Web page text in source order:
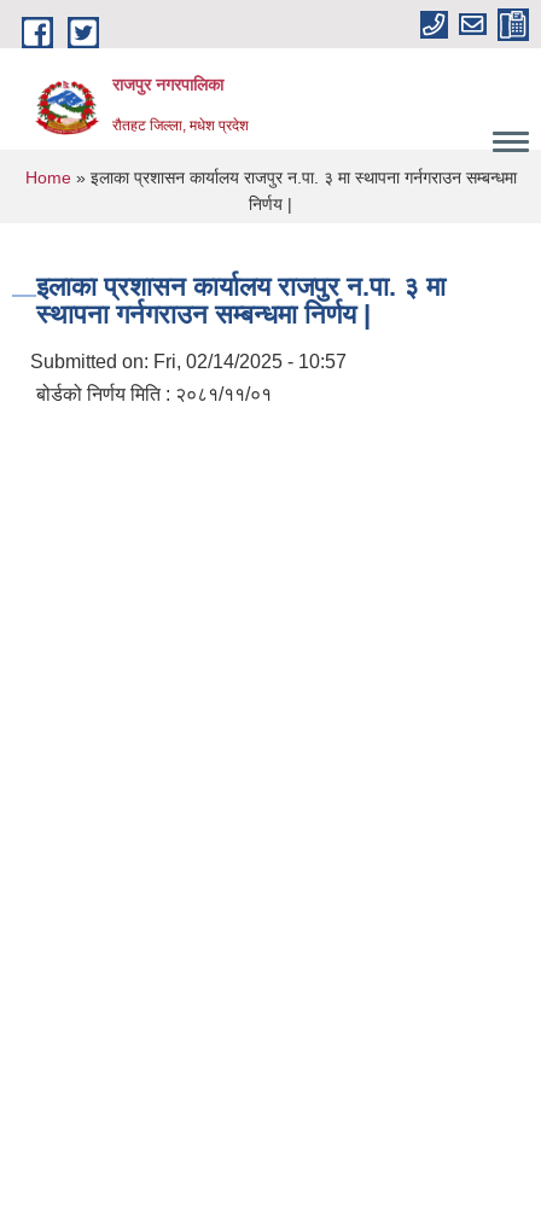
Skip to main content
राजपुर नगरपालिका
रौतहट जिल्ला, मधेश प्रदेश
You are here
Home» इलाका प्रशासन कार्यालय राजपुर न.पा. ३ मा स्थापना गर्नगराउन सम्बन्धमा
निर्णय |
इलाका प्रशासन कार्यालय राजपुर न.पा. ३ मा
स्थापना गर्नगराउन सम्बन्धमा निर्णय |
Submitted on: Fri, 02/14/2025 - 10:57
बोर्डको निर्णय मिति : २०८१/११/०१